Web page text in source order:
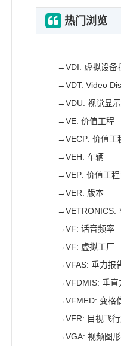
热门浏览
→VDI: 虚拟设备
→VDT: Video
→VDU: 视觉显
→VE: 价值工程
→VECP: 价值工
→VEH: 车辆
→VEP: 价值工程
→VER: 版本
→VETRONICS:
→VF: 话音频率
→VF: 虚拟工厂
→VFAS: 垂力报
→VFDMIS: 垂
→VFMED: 变格
→VFR: 目视飞行
→VGA: 视频图形